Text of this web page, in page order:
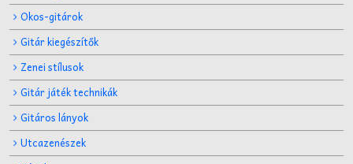
Okos-gitárok
Gitár kiegészítők
Zenei stílusok
Gitár játék technikák
Gitáros lányok
Utcazenészek